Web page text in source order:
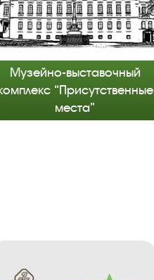
Музейно-выставочный
“Присутственные
места”